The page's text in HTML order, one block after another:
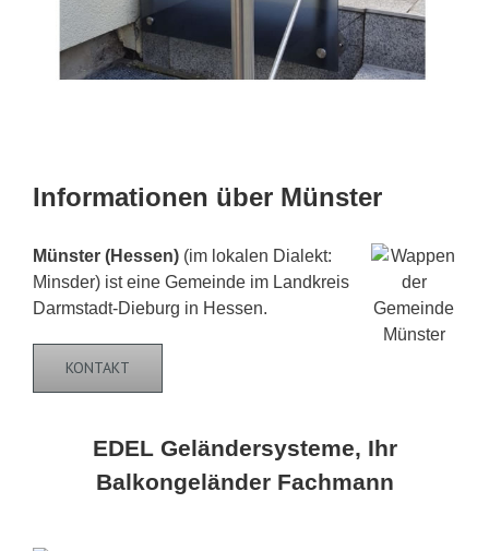
Informationen über Münster
Münster (Hessen) (im lokalen Dialekt:
Minsder) ist eine Gemeinde im Landkreis
Darmstadt-Dieburg in Hessen.
KONTAKT
EDEL Geländersysteme, Ihr
Balkongeländer Fachmann